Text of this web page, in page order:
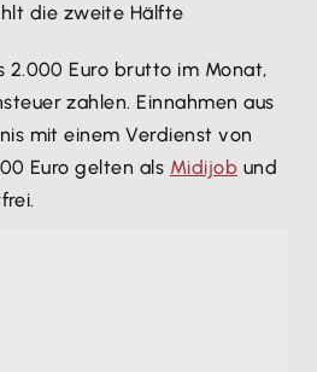
die zweite Hälfte
2.000 Euro brutto im Monat,
zahlen. Einnahmen aus
mit einem Verdienst von
Euro gelten als Midijob und